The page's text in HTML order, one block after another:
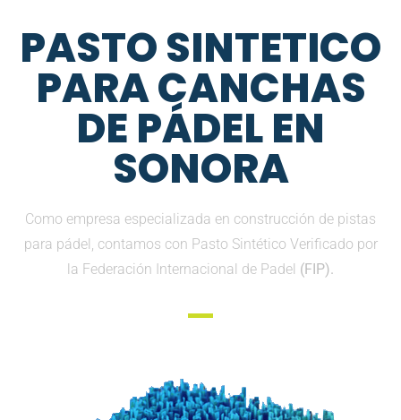
PASTO SINTETICO
PARA CANCHAS
DE PÁDEL EN
SONORA
Como empresa especializada en construcción de pistas
para pádel, contamos con Pasto Sintético Verificado por
la Federación Internacional de Padel (FIP).